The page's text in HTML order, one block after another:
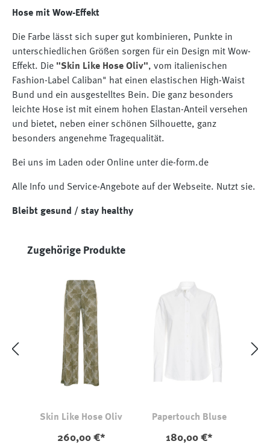
Hose mit Wow-Effekt
Die Farbe lässt sich super gut kombinieren, Punkte in
unterschiedlichen Größen sorgen für ein Design mit Wow-
Effekt. Die "Skin Like Hose Oliv", vom italienischen
Fashion-Label Caliban" hat einen elastischen High-Waist
Bund und ein ausgestelltes Bein. Die ganz besonders
leichte Hose ist mit einem hohen Elastan-Anteil versehen
und bietet, neben einer schönen Silhouette, ganz
besonders angenehme Tragequalität.
Bei uns im Laden oder Online unter die-form.de
Alle Info und Service-Angebote auf der Webseite. Nutzt sie.
Bleibt gesund / stay healthy
Produktgalerie überspringen
Zugehörige Produkte
Skin Like Hose Oliv
260,00 €*
Papertouch Bluse
180,00 €*